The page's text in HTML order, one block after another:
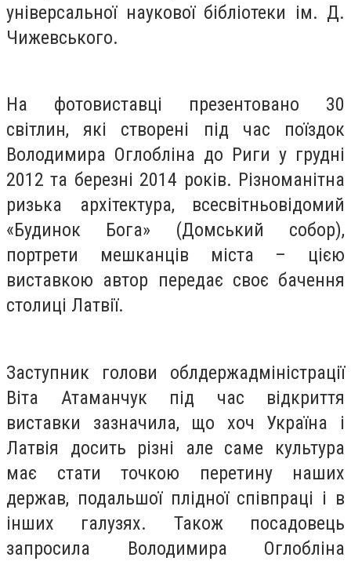
універсальної наукової бібліотеки ім. Д.
Чижевського.
На фотовиставці презентовано 30
світлин, які створені під час поїздок
Володимира Оглобліна до Риги у грудні
2012 та березні 2014 років. Різноманітна
ризька архітектура, всесвітньовідомий
«Будинок Бога» (Домський собор),
портрети мешканців міста – цією
виставкою автор передає своє бачення
столиці Латвії.
Заступник голови облдержадміністрації
Віта Атаманчук під час відкриття
виставки зазначила, що хоч Україна і
Латвія досить різні але саме культура
має стати точкою перетину наших
держав, подальшої плідної співпраці і в
інших галузях. Також посадовець
запросила Володимира Оглобліна